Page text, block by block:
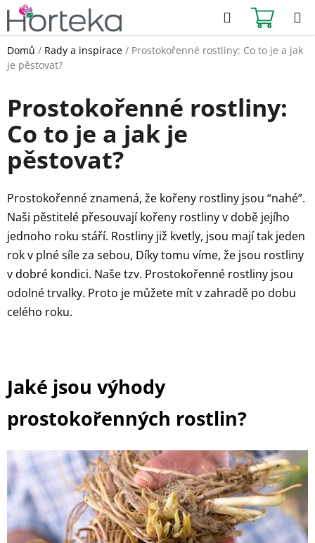
Přejít
na
obsah
Hledat
KOŠÍK
Domů / Rady a inspirace / Prostokořenné rostliny: Co to je a jak
je pěstovat?
Prostokořenné rostliny:
Co to je a jak je
pěstovat?
Prostokořenné znamená, že kořeny rostliny jsou “nahé”.
Naši pěstitelé přesouvají kořeny rostliny v době jejího
jednoho roku stáří. Rostliny již kvetly, jsou mají tak jeden
rok v plné síle za sebou, Díky tomu víme, že jsou rostliny
v dobré kondici. Naše tzv. Prostokořenné rostliny jsou
odolné trvalky. Proto je můžete mít v zahradě po dobu
celého roku.
Jaké jsou výhody
prostokořenných rostlin?